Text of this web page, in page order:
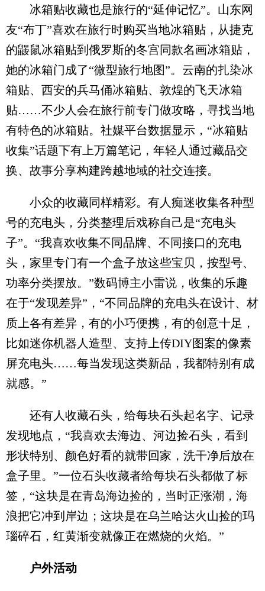
冰箱贴收藏也是旅行的“延伸记忆”。山东网
友“布丁”喜欢在旅行时购买当地冰箱贴，从捷克
的鼹鼠冰箱贴到俄罗斯的冬宫同款名画冰箱贴，
她的冰箱门成了“微型旅行地图”。云南的扎染冰
箱贴、西安的兵马俑冰箱贴、敦煌的飞天冰箱
贴……不少人会在旅行前专门做攻略，寻找当地
有特色的冰箱贴。社媒平台数据显示，“冰箱贴
收集”话题下有上万篇笔记，年轻人通过藏品交
换、故事分享构建跨越地域的社交连接。
小众的收藏同样精彩。有人痴迷收集各种型
号的充电头，分类整理后戏称自己是“充电头
子”。“我喜欢收集不同品牌、不同接口的充电
头，家里专门有一个盒子放这些宝贝，按型号、
功率分类摆放。”数码博主小雷说，收集的乐趣
在于“发现差异”，“不同品牌的充电头在设计、材
质上各有差异，有的小巧便携，有的创意十足，
比如迷你机器人造型、支持上传DIY图案的像素
屏充电头……每当发现这类新品，我都特别有成
就感。”
还有人收藏石头，给每块石头起名字、记录
发现地点，“我喜欢去海边、河边捡石头，看到
形状特别、颜色好看的就带回家，洗干净后放在
盒子里。”一位石头收藏者给每块石头都做了标
签，“这块是在青岛海边捡的，当时正涨潮，海
浪把它冲到岸边；这块是在乌兰哈达火山捡的玛
瑙碎石，红黄渐变就像正在燃烧的火焰。”
户外活动